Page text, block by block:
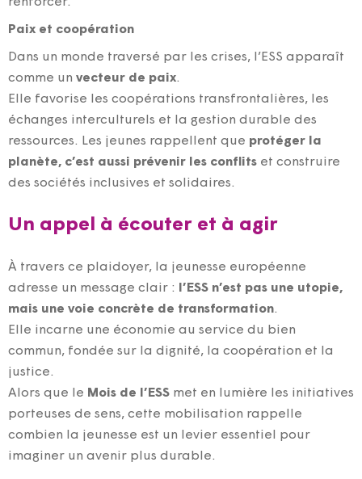
Paix et coopération
Dans un monde traversé par les crises, l’ESS apparaît
comme un vecteur de paix.
Elle favorise les coopérations transfrontalières, les
échanges interculturels et la gestion durable des
ressources. Les jeunes rappellent que protéger la
planète, c’est aussi prévenir les conflits et construire
des sociétés inclusives et solidaires.
Un appel à écouter et à agir
À travers ce plaidoyer, la jeunesse européenne
adresse un message clair :
l’ESS n’est pas une utopie,
mais une voie concrète de transformation.
Elle incarne une économie au service du bien
commun, fondée sur la dignité, la coopération et la
justice.
Alors que le Mois de l’ESS met en lumière les initiatives
porteuses de sens, cette mobilisation rappelle
combien la jeunesse est un levier essentiel pour
imaginer un avenir plus durable.